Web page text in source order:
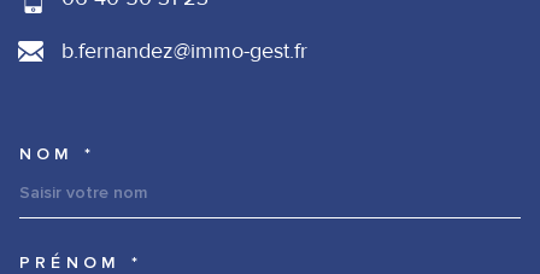
b.fernandez@immo-gest.fr
NOM *
PRÉNOM *